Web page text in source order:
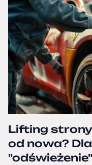
Lifting strony
od nowa?